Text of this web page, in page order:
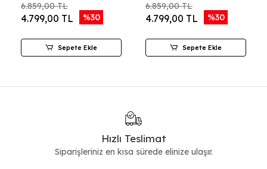
6.859,00 TL
4.799,00 TL %30
Sepete Ekle
6.859,00 TL
4.799,00 TL %30
Sepete Ekle
Hızlı Teslimat
Siparişleriniz en kısa sürede elinize ulaşır.